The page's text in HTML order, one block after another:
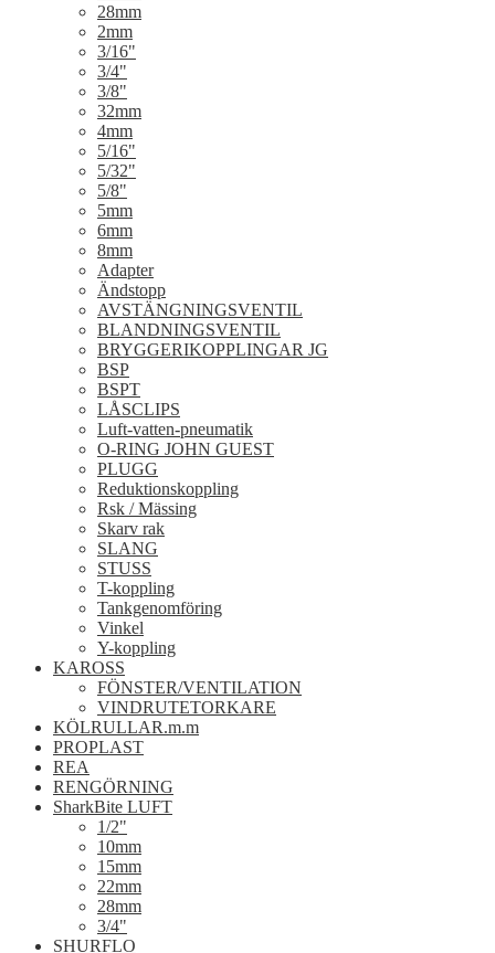
28mm
2mm
3/16"
3/4"
3/8"
32mm
4mm
5/16"
5/32"
5/8"
5mm
6mm
8mm
Adapter
Ändstopp
AVSTÄNGNINGSVENTIL
BLANDNINGSVENTIL
BRYGGERIKOPPLINGAR JG
BSP
BSPT
LÅSCLIPS
Luft-vatten-pneumatik
O-RING JOHN GUEST
PLUGG
Reduktionskoppling
Rsk / Mässing
Skarv rak
SLANG
STUSS
T-koppling
Tankgenomföring
Vinkel
Y-koppling
KAROSS
FÖNSTER/VENTILATION
VINDRUTETORKARE
KÖLRULLAR.m.m
PROPLAST
REA
RENGÖRNING
SharkBite LUFT
1/2"
10mm
15mm
22mm
28mm
3/4"
SHURFLO